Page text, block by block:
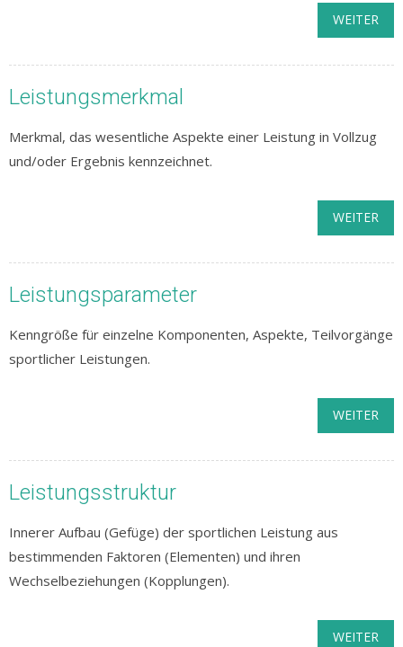
WEITER
Leistungsmerkmal
Merkmal, das wesentliche Aspekte einer Leistung in Vollzug
und/oder Ergebnis kennzeichnet.
WEITER
Leistungsparameter
Kenngröße für einzelne Komponenten, Aspekte, Teilvorgänge
sportlicher Leistungen.
WEITER
Leistungsstruktur
Innerer Aufbau (Gefüge) der sportlichen Leistung aus
bestimmenden Faktoren (Elementen) und ihren
Wechselbeziehungen (Kopplungen).
WEITER